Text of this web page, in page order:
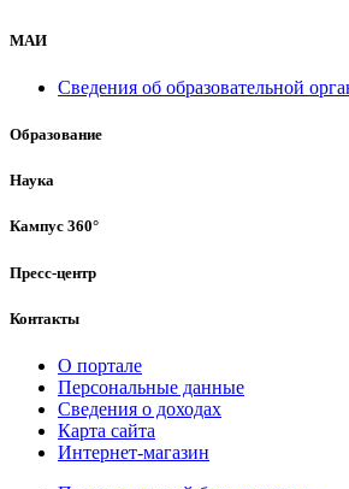
МАИ
Сведения об образовательной
Образование
Наука
Кампус 360°
Пресс-центр
Контакты
О портале
Персональные данные
Сведения о доходах
Карта сайта
Интернет-магазин